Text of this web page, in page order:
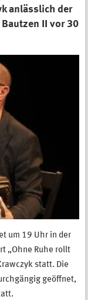
anlässlich der
II vor 30
um 19 Uhr in der
„Ohne Ruhe rollt
statt. Die
geöffnet,